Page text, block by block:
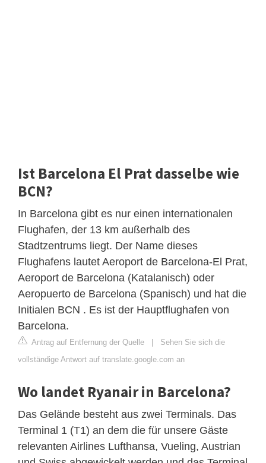
Ist Barcelona El Prat dasselbe wie
BCN?
In Barcelona gibt es nur einen internationalen
Flughafen, der 13 km außerhalb des
Stadtzentrums liegt. Der Name dieses
Flughafens lautet Aeroport de Barcelona-El Prat,
Aeroport de Barcelona (Katalanisch) oder
Aeropuerto de Barcelona (Spanisch) und hat die
Initialen BCN . Es ist der Hauptflughafen von
Barcelona.
Antrag auf Entfernung der Quelle
Sehen Sie sich die
vollständige Antwort auf translate.google.com an
Wo landet Ryanair in Barcelona?
Das Gelände besteht aus zwei Terminals. Das
Terminal 1 (T1) an dem die für unsere Gäste
relevanten Airlines Lufthansa, Vueling, Austrian